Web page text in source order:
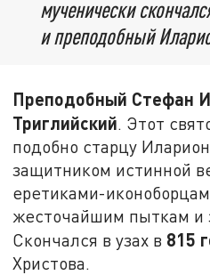
мученически
и преподобный
Преподобный Стефан
Триглийский. Этот
подобно старцу
защитником истинной
еретиками-
жесточайшим пыткам и
Скончался в узах в 815
Христова.